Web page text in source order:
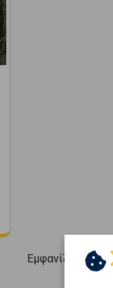
Εμφανίζονται1-